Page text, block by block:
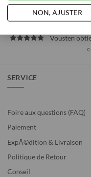
Vousten
SERVICE
Foire aux questions (FAQ)
Paiement
ExpÃ©dition & Livraison
Politique de Retour
Conseil
NON, AJUSTER